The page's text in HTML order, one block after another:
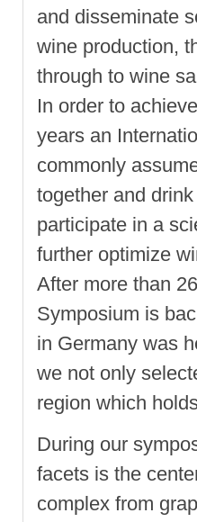
and disseminate
wine production,
through to wine
In order to
years an
commonly
together and
participate in a
further optimize
After more than
Symposium is
in Germany was
we not only
region which
During our
facets is the
complex from